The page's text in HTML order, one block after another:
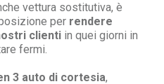
vettura sostitutiva, è
per rendere
clientiin quei giorni in
fermi.
3 auto di cortesia,